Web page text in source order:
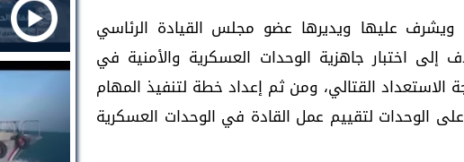
ويشرف عليها ويديرها عضو مجلس القيادة الرئاسي
إلى اختبار جاهزية الوحدات العسكرية والأمنية في
الاستعداد القتالي، ومن ثم إعداد خطة لتنفيذ المهام
الوحدات لتقييم عمل القادة في الوحدات العسكرية